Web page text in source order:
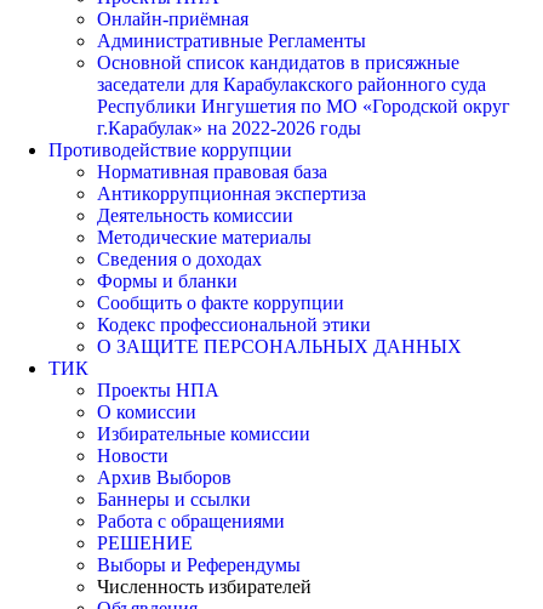
Онлайн-приёмная
Административные Регламенты
Основной список кандидатов в присяжные
заседатели для Карабулакского районного суда
Республики Ингушетия по МО «Городской округ
г.Карабулак» на 2022-2026 годы
Противодействие коррупции
Нормативная правовая база
Антикоррупционная экспертиза
Деятельность комиссии
Методические материалы
Сведения о доходах
Формы и бланки
Сообщить о факте коррупции
Кодекс профессиональной этики
О ЗАЩИТЕ ПЕРСОНАЛЬНЫХ ДАННЫХ
ТИК
Проекты НПА
О комиссии
Избирательные комиссии
Новости
Архив Выборов
Баннеры и ссылки
Работа с обращениями
РЕШЕНИЕ
Выборы и Референдумы
Численность избирателей